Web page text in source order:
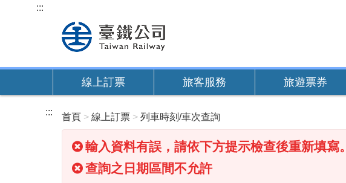
內
:::
線上訂票 旅客服務 旅遊票券
::: 首頁 線上訂票 列車時刻/車次查詢
輸入資料有誤，請依下方提示檢查後重新填寫。
查詢之日期區間不允許